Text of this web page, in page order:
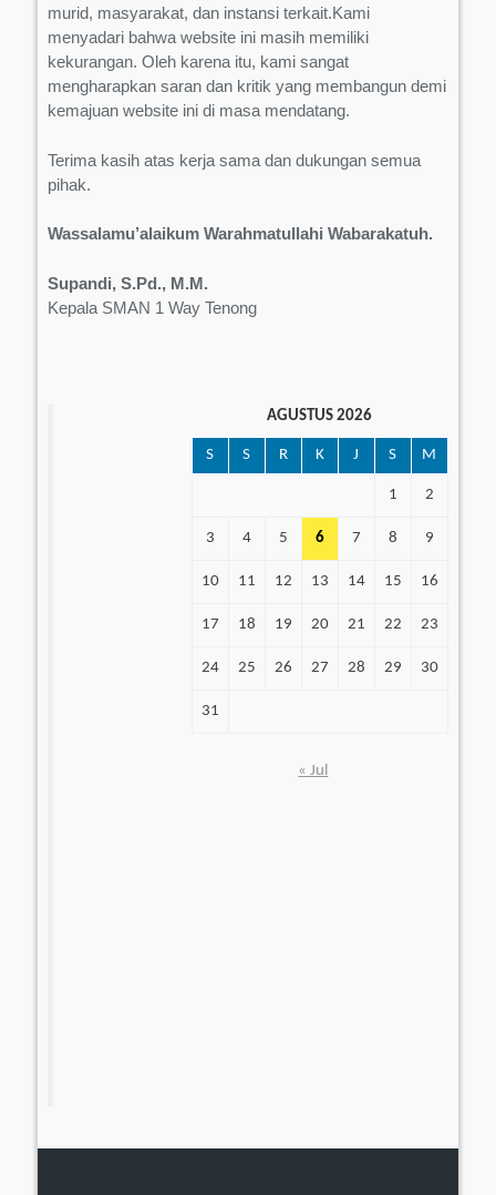
murid, masyarakat, dan instansi terkait.Kami
menyadari bahwa website ini masih memiliki
kekurangan. Oleh karena itu, kami sangat
mengharapkan saran dan kritik yang membangun demi
kemajuan website ini di masa mendatang.
Terima kasih atas kerja sama dan dukungan semua
pihak.
Wassalamu’alaikum Warahmatullahi Wabarakatuh.
Supandi, S.Pd., M.M.
Kepala SMAN 1 Way Tenong
AGUSTUS 2026
S S R K J S M
1 2
3 4 5 6 7 8 9
10 11 12 13 14 15 16
17 18 19 20 21 22 23
24 25 26 27 28 29 30
31
« Jul